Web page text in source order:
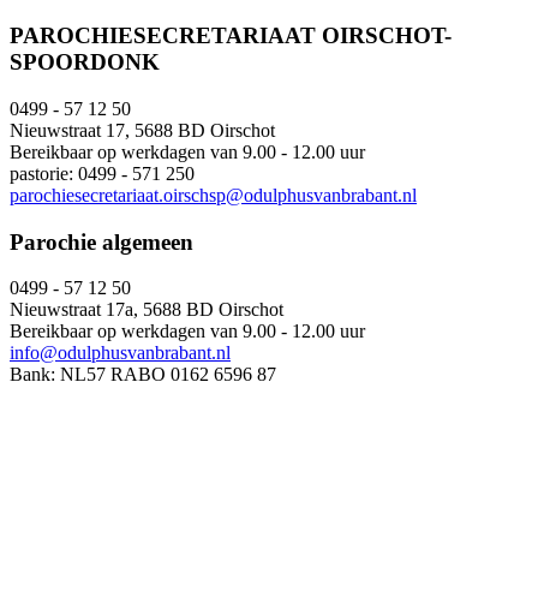
PAROCHIESECRETARIAAT OIRSCHOT-
SPOORDONK
0499 - 57 12 50
Nieuwstraat 17, 5688 BD Oirschot
Bereikbaar op werkdagen van 9.00 - 12.00 uur
pastorie: 0499 - 571 250
parochiesecretariaat.oirschsp@odulphusvanbrabant.nl
Parochie algemeen
0499 - 57 12 50
Nieuwstraat 17a, 5688 BD Oirschot
Bereikbaar op werkdagen van 9.00 - 12.00 uur
info@odulphusvanbrabant.nl
Bank: NL57 RABO 0162 6596 87